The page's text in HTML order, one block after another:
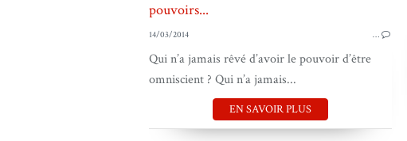
14/03/2014 …
Qui n’a jamais rêvé d’avoir le pouvoir d’être
omniscient ? Qui n’a jamais...
EN SAVOIR PLUS